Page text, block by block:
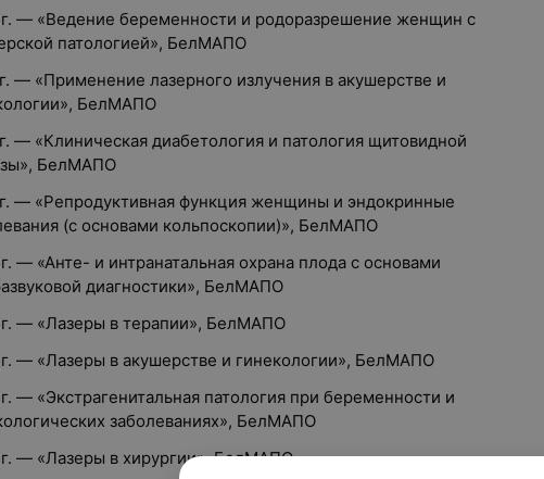
— «Ведение беременности и родоразрешение женщин с
патологией», БелМАПО
— «Применение лазерного излучения в акушерстве и
БелМАПО
— «Клиническая диабетология и патология щитовидной
БелМАПО
— «Репродуктивная функция женщины и эндокринные
(с основами кольпоскопии)», БелМАПО
— «Анте- и интранатальная охрана плода с основами
диагностики», БелМАПО
— «Лазеры в терапии», БелМАПО
— «Лазеры в акушерстве и гинекологии», БелМАПО
— «Экстрагенитальная патология при беременности и
заболеваниях», БелМАПО
— «Лазеры в хирургии», БелМАПО